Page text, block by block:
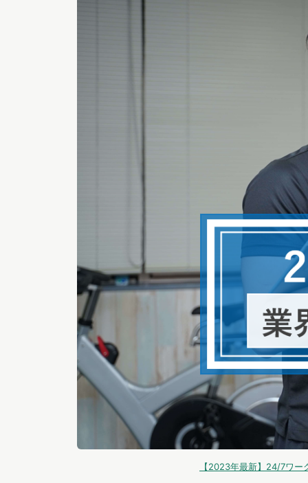
【2023年最新】24/7ワ